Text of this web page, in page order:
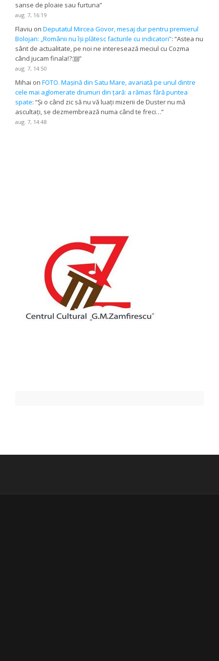
sanse de ploaie sau furtuna”
aug. 7, 16:19
Flaviu onDeputatul Mircea Govor, mesaj dur pentru premierul
Bolojan: „Românii nu își plătesc facturile cu indicatori”: “Astea nu
sânt de actualitate, pe noi ne interesează meciul cu Cozma
când jucam finala!?:))))”
aug. 7, 14:50
Mihai onFOTO. Mașină din Satu Mare, avariată pe unul dintre
cele mai aglomerate drumuri din țară: a rămas fără puntea
spate: “Și o când zic să nu vă luați mizerii de Duster nu mă
ascultați, se dezmembrează numa când te freci…”
aug. 7, 14:48